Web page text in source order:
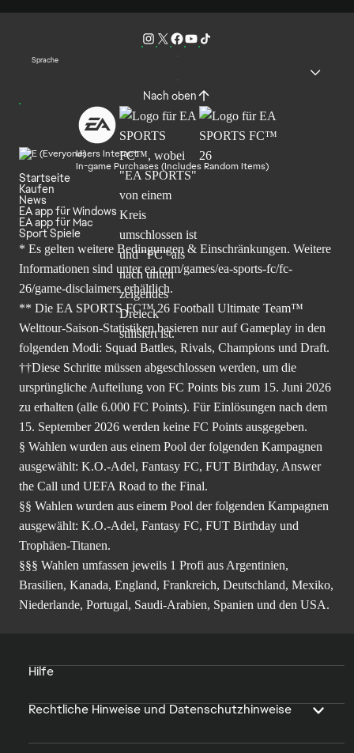
Sprache
Nach oben
Users Interact
In-game Purchases (Includes Random Items)
Startseite
Kaufen
News
EA app für Windows
EA app für Mac
Sport Spiele
* Es gelten weitere Bedingungen & Einschränkungen. Weitere
Informationen sind unterea.com/games/ea-sports-fc/fc-
26/game-disclaimers erhältlich.
** Die EA SPORTS FC™ 26 Football Ultimate Team™
Welttour-Saison-Statistiken basieren nur auf Gameplay in den
folgenden Modi: Squad Battles, Rivals, Champions und Draft.
††Diese Schritte müssen abgeschlossen werden, um die
ursprüngliche Aufteilung von FC Points bis zum 15. Juni 2026
zu erhalten (alle 6.000 FC Points). Für Einlösungen nach dem
15. September 2026 werden keine FC Points ausgegeben.
§ Wahlen wurden aus einem Pool der folgenden Kampagnen
ausgewählt: K.O.-Adel, Fantasy FC, FUT Birthday, Answer
the Call und UEFA Road to the Final.
§§ Wahlen wurden aus einem Pool der folgenden Kampagnen
ausgewählt: K.O.-Adel, Fantasy FC, FUT Birthday und
Trophäen-Titanen.
§§§ Wahlen umfassen jeweils 1 Profi aus Argentinien,
Brasilien, Kanada, England, Frankreich, Deutschland, Mexiko,
Niederlande, Portugal, Saudi-Arabien, Spanien und den USA.
Hilfe
Rechtliche Hinweise und Datenschutzhinweise